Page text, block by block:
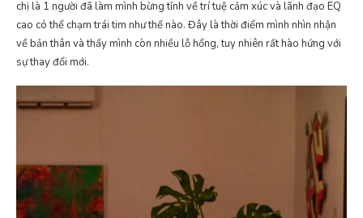
chị là 1 người đã làm mình bừng tỉnh về trí tuệ cảm xúc và lãnh đạo EQ
cao có thể chạm trái tim như thế nào. Đây là thời điểm mình nhìn nhận
về bản thân và thấy mình còn nhiều lỗ hổng, tuy nhiên rất hào hứng với
sự thay đổi mới.